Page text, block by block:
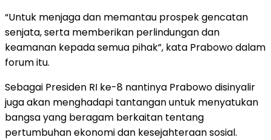
“Untuk menjaga dan memantau prospek gencatan
senjata, serta memberikan perlindungan dan
keamanan kepada semua pihak”, kata Prabowo dalam
forum itu.
Sebagai Presiden RI ke-8 nantinya Prabowo disinyalir
juga akan menghadapi tantangan untuk menyatukan
bangsa yang beragam berkaitan tentang
pertumbuhan ekonomi dan kesejahteraan sosial.